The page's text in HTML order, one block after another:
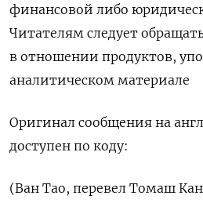
финансовой либо
Читателям следует
в отношении продуктов,
аналитическом материале
Оригинал сообщения на
доступен по коду:
(Ван Тао, перевел Томаш